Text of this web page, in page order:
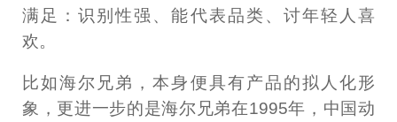
满足：识别性强、能代表品类、讨年轻人喜
欢。
比如海尔兄弟，本身便具有产品的拟人化形
象，更进一步的是海尔兄弟在1995年，中国动